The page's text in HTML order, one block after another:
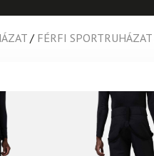
/ FÉRFI SPORTRUHÁZAT